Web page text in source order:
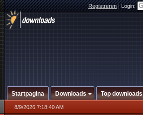
Registreren|Login:
Startpagina Downloads Top downloads
8/9/2026 7:18:40 AM